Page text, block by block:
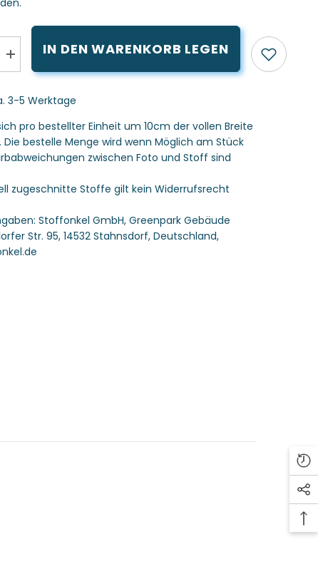
Menge
erhöhen
Jersey
Träumchen-
Stoffonkel
IN DEN WARENKORB LEGEN
3-5 Werktage
pro bestellter Einheit um 10cm der vollen Breite
Die bestelle Menge wird wenn Möglich am Stück
zwischen Foto und Stoff sind
zugeschnitte Stoffe gilt kein Widerrufsrecht
Stoffonkel GmbH, Greenpark Gebäude
Str. 95, 14532 Stahnsdorf, Deutschland,